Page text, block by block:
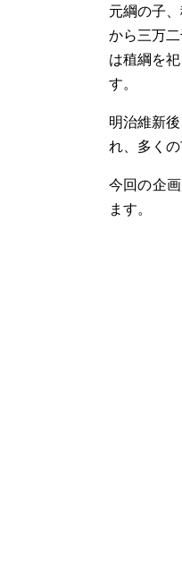
元綱の子
から三万
は稙綱を
す。
明治維新
れ、多く
今回の企
ます。